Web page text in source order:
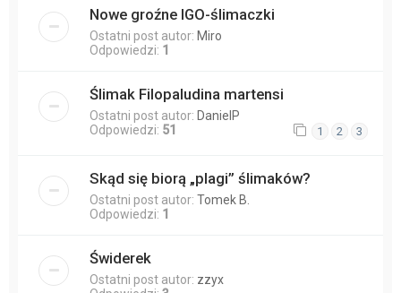
Nowe groźne IGO-ślimaczki
Ostatni post autor: Miro
Odpowiedzi: 1
Ślimak Filopaludina martensi
Ostatni post autor: DanielP
Odpowiedzi: 51 1 2 3
Skąd się biorą „plagi” ślimaków?
Ostatni post autor: Tomek B.
Odpowiedzi: 1
Świderek
Ostatni post autor: zzyx